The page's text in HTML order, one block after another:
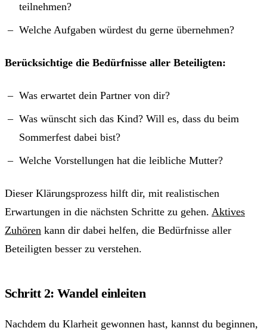
teilnehmen?
Welche Aufgaben würdest du gerne übernehmen?
Berücksichtige die Bedürfnisse aller Beteiligten:
Was erwartet dein Partner von dir?
Was wünscht sich das Kind? Will es, dass du beim
Sommerfest dabei bist?
Welche Vorstellungen hat die leibliche Mutter?
Dieser Klärungsprozess hilft dir, mit realistischen
Erwartungen in die nächsten Schritte zu gehen. Aktives
Zuhören kann dir dabei helfen, die Bedürfnisse aller
Beteiligten besser zu verstehen.
Schritt 2: Wandel einleiten
Nachdem du Klarheit gewonnen hast, kannst du beginnen,